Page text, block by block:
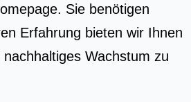
Sie benötigen
Erfahrung bieten wir Ihnen
Wachstum zu